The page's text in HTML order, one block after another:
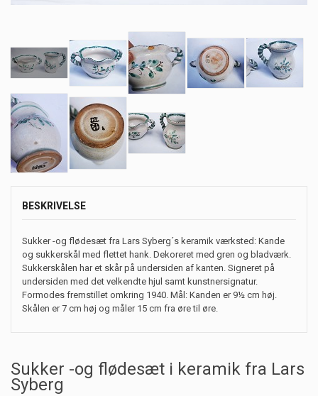
BESKRIVELSE
Sukker -og flødesæt fra Lars Syberg´s keramik værksted: Kande
og sukkerskål med flettet hank. Dekoreret med gren og bladværk.
Sukkerskålen har et skår på undersiden af kanten. Signeret på
undersiden med det velkendte hjul samt kunstnersignatur.
Formodes fremstillet omkring 1940. Mål: Kanden er 9½ cm høj.
Skålen er 7 cm høj og måler 15 cm fra øre til øre.
Sukker -og flødesæt i keramik fra Lars
Syberg